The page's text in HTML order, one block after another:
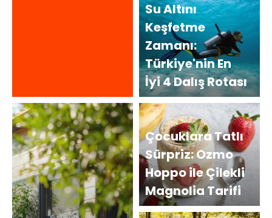
Su Altını
Keşfetme
Zamanı:
Türkiye'nin En
İyi 4 Dalış Rotası
Çocuklara Tatlı
Sürpriz: Ozmo
Hoppo ile Çilekli
Magnolia Tarifi